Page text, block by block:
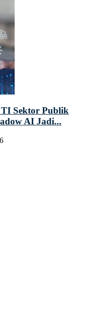
Sektor Publik
AI Jadi...